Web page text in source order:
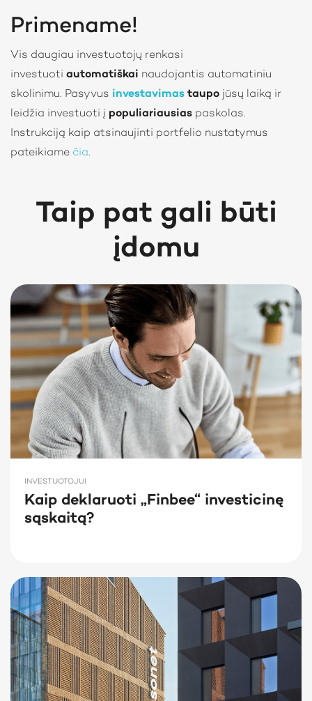
Primename!
Vis daugiau investuotojų renkasi
investuoti automatiškai naudojantis automatiniu
skolinimu. Pasyvus investavimas taupo jūsų laiką ir
leidžia investuoti į populiariausias paskolas.
Instrukciją kaip atsinaujinti portfelio nustatymus
pateikiame čia.
Taip pat gali būti
įdomu
INVESTUOTOJUI
Kaip deklaruoti „Finbee“ investicinę
sąskaitą?